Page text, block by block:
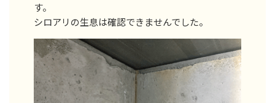
す。
シロアリの生息は確認できませんでした。